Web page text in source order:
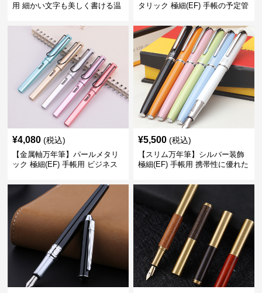
用 細かい文字も美しく書ける温
タリック 極細(EF) 手帳の予定管
デザイン
¥4,080 (税込)
【金属軸万年筆】パールメタリ
ック 極細(EF) 手帳用 ビジネス
る
¥5,500 (税込)
【スリム万年筆】シルバー装飾
極細(EF) 手帳用 携帯性に優れた
ートに筆記